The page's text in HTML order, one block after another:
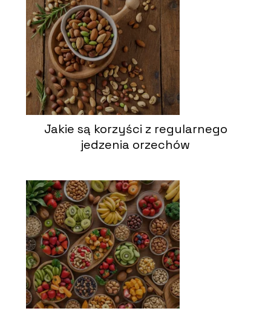
Jakie są korzyści z regularnego
jedzenia orzechów